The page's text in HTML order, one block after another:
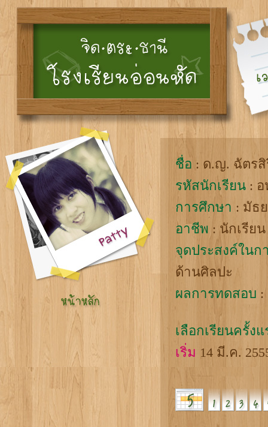
ชื่อ : ด.ญ. ฉัตร
รหัสนักเรียน : อ
การศึกษา : มัธ
อาชีพ : นักเรียน
จุดประสงค์ในก
ด้านศิลปะ
ผลการทดสอบ :
เลือกเรียนครั้งแ
เริ่ม 14 มี.ค.